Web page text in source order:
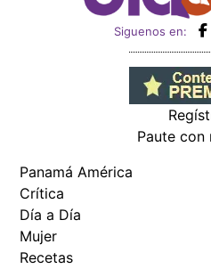
Siguenos en:
Paute con
Panamá América
Crítica
Día a Día
Mujer
Recetas